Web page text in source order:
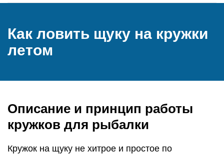
Как ловить щуку на кружки
летом
Описание и принцип работы
кружков для рыбалки
Кружок на щуку не хитрое и простое по